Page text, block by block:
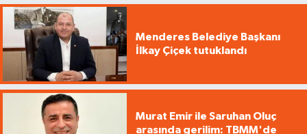
Menderes Belediye Başkanı
İlkay Çiçek tutuklandı
Murat Emir ile Saruhan Oluç
arasında gerilim: TBMM'de